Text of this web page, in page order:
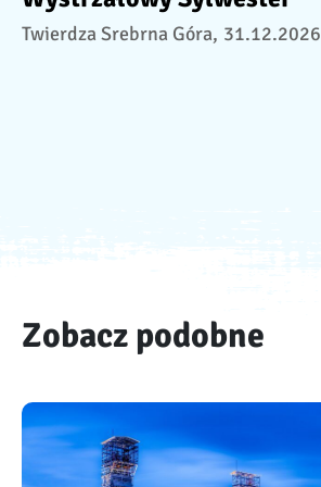
Twierdza Srebrna Góra, 31.12.2026
Zobacz podobne